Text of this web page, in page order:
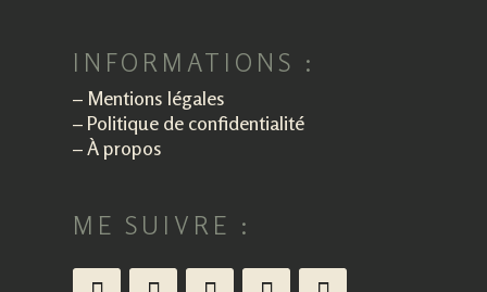
INFORMATIONS :
– Mentions légales
–Politique de confidentialité
–À propos
ME SUIVRE :